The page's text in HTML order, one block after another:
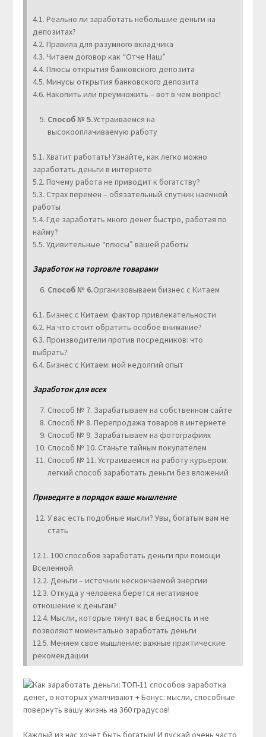
4.1. Реально ли заработать небольшие деньги на
депозитах?
4.2. Правила для разумного вкладчика
4.3. Читаем договор как “Отче Наш”
4.4. Плюсы открытия банковского депозита
4.5. Минусы открытия банковского депозита
4.6. Накопить или преумножить – вот в чем вопрос!
Способ № 5.Устраиваемся на
высокооплачиваемую работу
5.1. Хватит работать! Узнайте, как легко можно
заработать деньги в интернете
5.2. Почему работа не приводит к богатству?
5.3. Страх перемен – обязательный спутник наемной
работы
5.4. Где заработать много денег быстро, работая по
найму?
5.5. Удивительные “плюсы” вашей работы
Заработок на торговле товарами
Способ № 6.Организовываем бизнес с Китаем
6.1. Бизнес с Китаем: фактор привлекательности
6.2. На что стоит обратить особое внимание?
6.3. Производители против посредников: что
выбрать?
6.4. Бизнес с Китаем: мой недолгий опыт
Заработок для всех
Способ № 7. Зарабатываем на собственном сайте
Способ № 8. Перепродажа товаров в интернете
Способ № 9. Зарабатываем на фотографиях
Способ № 10. Станьте тайным покупателем
Способ № 11. Устраиваемся на работу курьером:
легкий способ заработать деньги без вложений
Приведите в порядок ваше мышление
У вас есть подобные мысли? Увы, богатым вам не
стать
12.1. 100 способов заработать деньги при помощи
Вселенной
12.2. Деньги – источник нескончаемой энергии
12.3. Откуда у человека берется негативное
отношение к деньгам?
12.4. Мысли, которые тянут вас в бедность и не
позволяют моментально заработать деньги
12.5. Меняем свое мышление: важные практические
рекомендации
Каждый из нас хочет быть богатым! И пускай очень часто